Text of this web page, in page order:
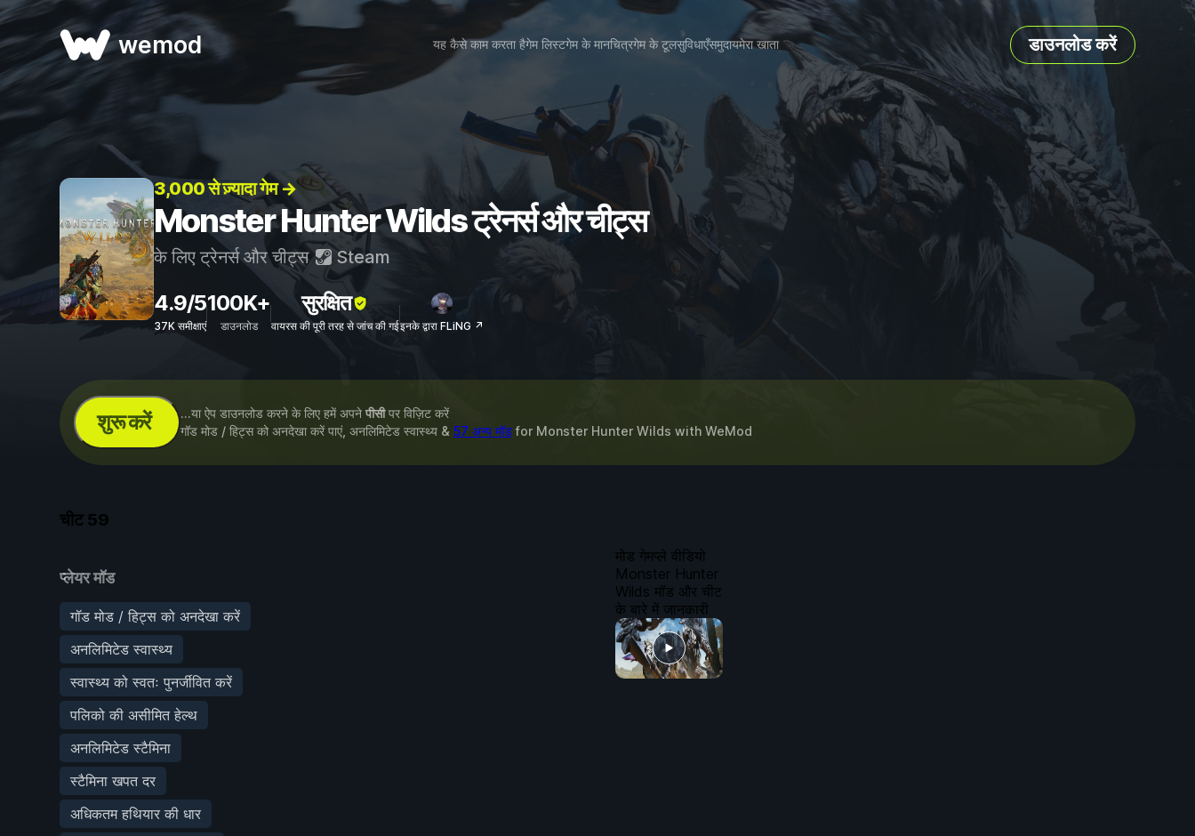
wemod यह कैसे काम करता हैगेम लिस्टगेम के मानचित्रगेम के टूलसुविधाएँसमुदायमेरा खाता डाउनलोड करें
3,000 से ज़्यादा गेम →
Monster Hunter Wilds ट्रेनर्स और चीट्स
के लिए ट्रेनर्स और चीट्स Steam
4.9/5
37K समीक्षाएं
100K+
डाउनलोड
सुरक्षित
वायरस की पूरी तरह से जांच की गईइनके द्वारा FLiNG ↗
शुरू करें ...या ऐप डाउनलोड करने के लिए हमें अपने पीसीपर विज़िट करें
गॉड मोड / हिट्स को अनदेखा करें पाएं, अनलिमिटेड स्वास्थ्य & 57 अन्य मॉडfor Monster Hunter Wilds with WeMod
चीट 59
प्लेयर मॉड
गॉड मोड / हिट्स को अनदेखा करें
अनलिमिटेड स्वास्थ्य
स्वास्थ्य को स्वतः पुनर्जीवित करें
पलिको की असीमित हेल्थ
अनलिमिटेड स्टैमिना
स्टैमिना खपत दर
अधिकतम हथियार की धार
मोड गेमप्ले वीडियो
Monster Hunter
Wilds मॉड और चीट
के बारे में जानकारी